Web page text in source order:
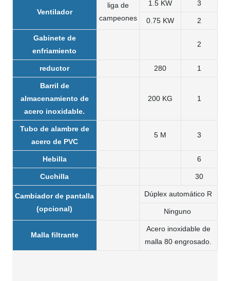
Ventilador
liga de
campeones
1.5 KW 3
0.75 KW 2
Gabinete de
enfriamiento
2
reductor 280 1
Barril de
almacenamiento de
acero inoxidable.
200 KG 1
Tubo de alambre de
acero de PVC
5 M 3
Hebilla 6
Cuchilla 30
Cambiador de pantalla
(opcional)
Dúplex automático R
Ninguno
Malla filtrante
Acero inoxidable de
malla 80 engrosado.